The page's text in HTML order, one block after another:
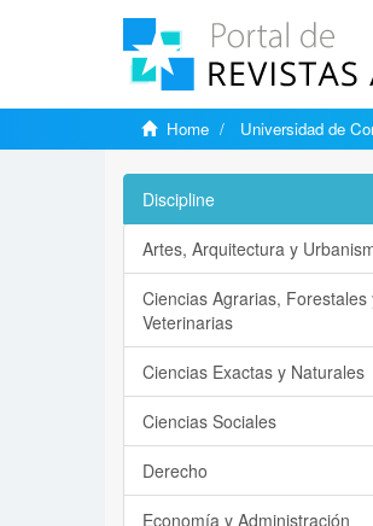
Home Universidad de
Discipline
Artes, Arquitectura y
Ciencias Agrarias, Forestales
Veterinarias
Ciencias Exactas y Naturales
Ciencias Sociales
Derecho
Economía y Administración